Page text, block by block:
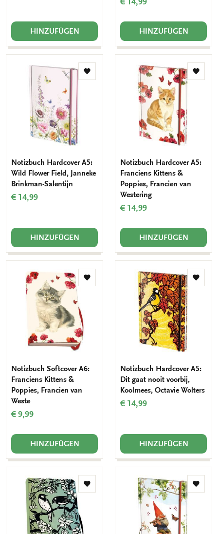
HINZUFÜGEN HINZUFÜGEN
Zur
Notizbuch Hardcover A5:
Wild Flower Field, Janneke
Brinkman-Salentijn
€ 14,99
HINZUFÜGEN
Zur
Notizbuch Hardcover A5:
Franciens Kittens &
Poppies, Francien van
Westering
€ 14,99
HINZUFÜGEN
Zur
Notizbuch Softcover A6:
Franciens Kittens &
Poppies, Francien van
Weste
€ 9,99
HINZUFÜGEN
Zur
Notizbuch Hardcover A5:
Dit gaat nooit voorbij,
Koolmees, Octavie Wolters
€ 14,99
HINZUFÜGEN
Zur
Zur